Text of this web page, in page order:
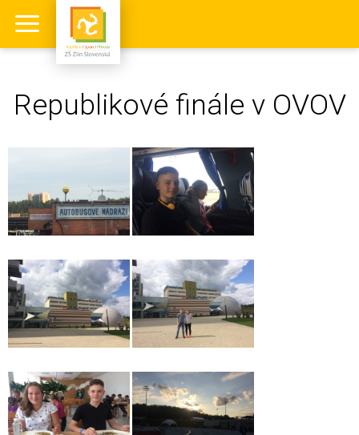
Republikové finále v OVOV